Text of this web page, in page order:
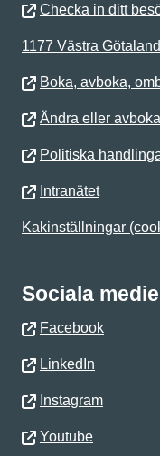
Checka in ditt
1177 Västra Götaland
Boka, avboka,
Ändra eller
Politiska
Intranätet
Kakinställningar
Sociala
Facebook
LinkedIn
Instagram
Youtube